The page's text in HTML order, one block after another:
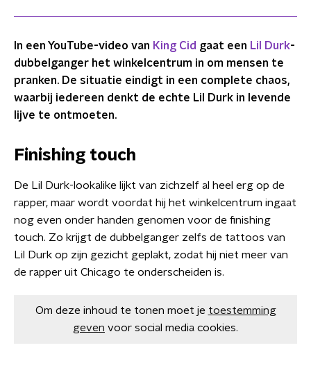
In een YouTube-video van King Cid gaat een Lil Durk-
dubbelganger het winkelcentrum in om mensen te
pranken. De situatie eindigt in een complete chaos,
waarbij iedereen denkt de echte Lil Durk in levende
lijve te ontmoeten.
Finishing touch
De Lil Durk-lookalike lijkt van zichzelf al heel erg op de
rapper, maar wordt voordat hij het winkelcentrum ingaat
nog even onder handen genomen voor de finishing
touch. Zo krijgt de dubbelganger zelfs de tattoos van
Lil Durk op zijn gezicht geplakt, zodat hij niet meer van
de rapper uit Chicago te onderscheiden is.
Om deze inhoud te tonen moet je toestemming
geven voor social media cookies.